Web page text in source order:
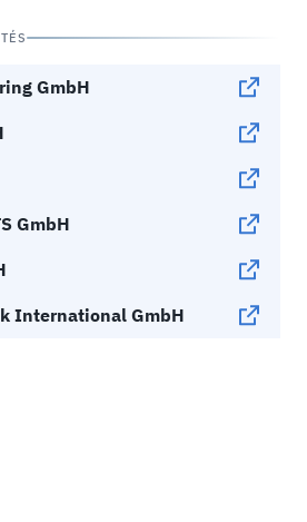
de lignes aériennes
GmbH
GmbH
International GmbH